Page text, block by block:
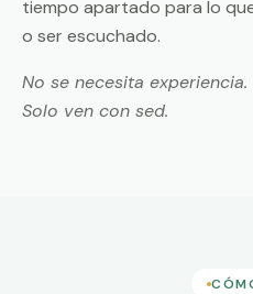
tiempo apartado para lo
o ser escuchado.
No se necesita
Solo ven con sed.